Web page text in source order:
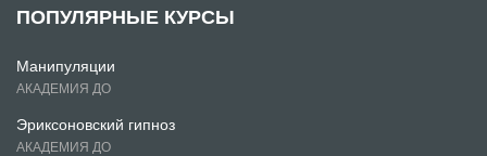
ПОПУЛЯРНЫЕ КУРСЫ
Манипуляции
АКАДЕМИЯ ДО
Эриксоновский гипноз
АКАДЕМИЯ ДО